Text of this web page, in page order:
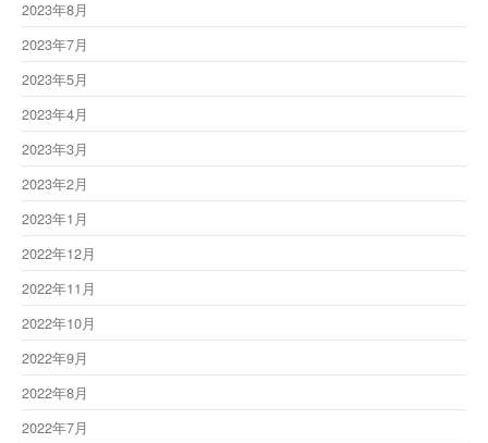
2023年8月
2023年7月
2023年5月
2023年4月
2023年3月
2023年2月
2023年1月
2022年12月
2022年11月
2022年10月
2022年9月
2022年8月
2022年7月